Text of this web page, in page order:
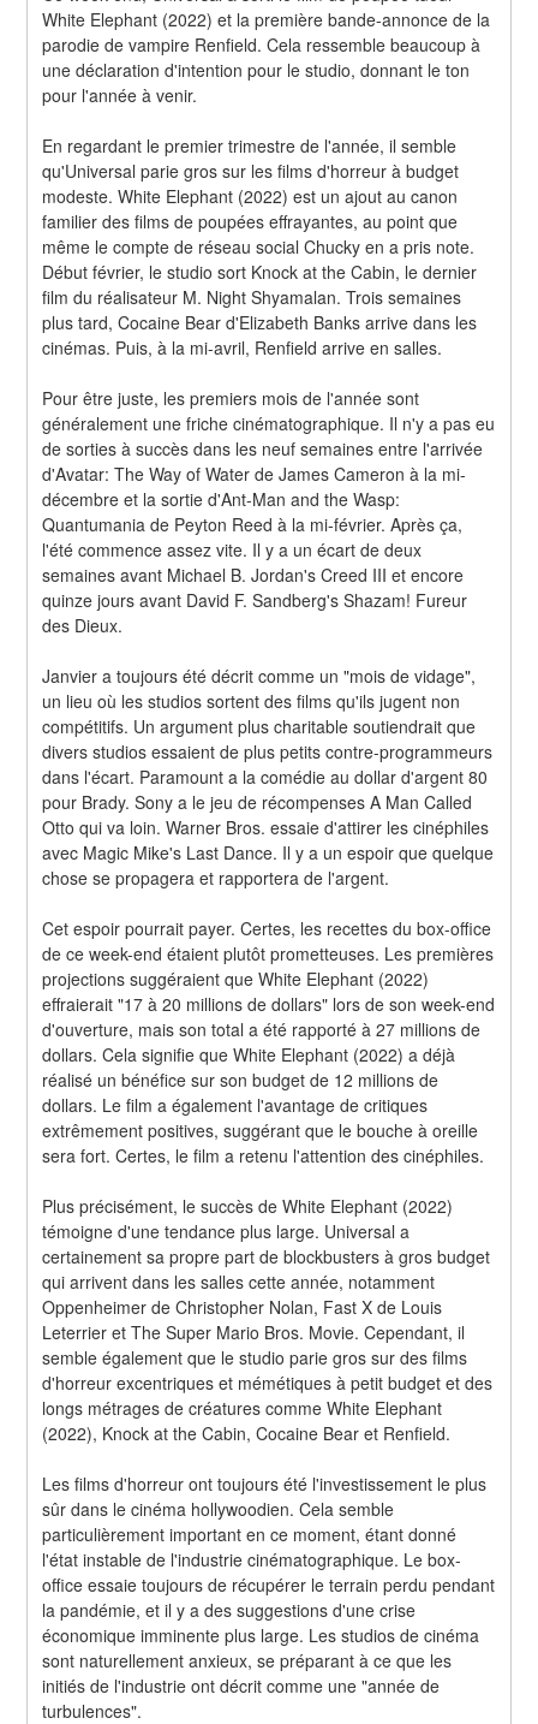
White Elephant (2022) et la première bande-annonce de la
parodie de vampire Renfield. Cela ressemble beaucoup à
une déclaration d'intention pour le studio, donnant le ton
pour l'année à venir.
En regardant le premier trimestre de l'année, il semble
qu'Universal parie gros sur les films d'horreur à budget
modeste. White Elephant (2022) est un ajout au canon
familier des films de poupées effrayantes, au point que
même le compte de réseau social Chucky en a pris note.
Début février, le studio sort Knock at the Cabin, le dernier
film du réalisateur M. Night Shyamalan. Trois semaines
plus tard, Cocaine Bear d'Elizabeth Banks arrive dans les
cinémas. Puis, à la mi-avril, Renfield arrive en salles.
Pour être juste, les premiers mois de l'année sont
généralement une friche cinématographique. Il n'y a pas eu
de sorties à succès dans les neuf semaines entre l'arrivée
d'Avatar: The Way of Water de James Cameron à la mi-
décembre et la sortie d'Ant-Man and the Wasp:
Quantumania de Peyton Reed à la mi-février. Après ça,
l'été commence assez vite. Il y a un écart de deux
semaines avant Michael B. Jordan's Creed III et encore
quinze jours avant David F. Sandberg's Shazam! Fureur
des Dieux.
Janvier a toujours été décrit comme un "mois de vidage",
un lieu où les studios sortent des films qu'ils jugent non
compétitifs. Un argument plus charitable soutiendrait que
divers studios essaient de plus petits contre-programmeurs
dans l'écart. Paramount a la comédie au dollar d'argent 80
pour Brady. Sony a le jeu de récompenses A Man Called
Otto qui va loin. Warner Bros. essaie d'attirer les cinéphiles
avec Magic Mike's Last Dance. Il y a un espoir que quelque
chose se propagera et rapportera de l'argent.
Cet espoir pourrait payer. Certes, les recettes du box-office
de ce week-end étaient plutôt prometteuses. Les premières
projections suggéraient que White Elephant (2022)
effraierait "17 à 20 millions de dollars" lors de son week-end
d'ouverture, mais son total a été rapporté à 27 millions de
dollars. Cela signifie que White Elephant (2022) a déjà
réalisé un bénéfice sur son budget de 12 millions de
dollars. Le film a également l'avantage de critiques
extrêmement positives, suggérant que le bouche à oreille
sera fort. Certes, le film a retenu l'attention des cinéphiles.
Plus précisément, le succès de White Elephant (2022)
témoigne d'une tendance plus large. Universal a
certainement sa propre part de blockbusters à gros budget
qui arrivent dans les salles cette année, notamment
Oppenheimer de Christopher Nolan, Fast X de Louis
Leterrier et The Super Mario Bros. Movie. Cependant, il
semble également que le studio parie gros sur des films
d'horreur excentriques et mémétiques à petit budget et des
longs métrages de créatures comme White Elephant
(2022), Knock at the Cabin, Cocaine Bear et Renfield.
Les films d'horreur ont toujours été l'investissement le plus
sûr dans le cinéma hollywoodien. Cela semble
particulièrement important en ce moment, étant donné
l'état instable de l'industrie cinématographique. Le box-
office essaie toujours de récupérer le terrain perdu pendant
la pandémie, et il y a des suggestions d'une crise
économique imminente plus large. Les studios de cinéma
sont naturellement anxieux, se préparant à ce que les
initiés de l'industrie ont décrit comme une "année de
turbulences".